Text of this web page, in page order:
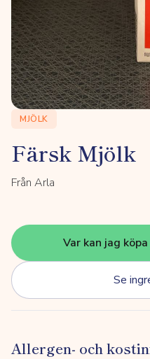
MJÖLK
Färsk Mjölk
Från Arla
Var kan jag
Se
Allergen- och